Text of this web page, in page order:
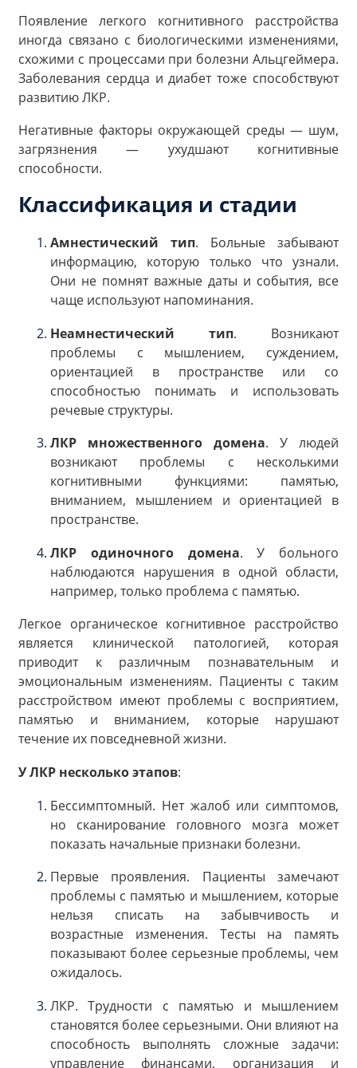
Появление легкого когнитивного расстройства
иногда связано с биологическими изменениями,
схожими с процессами при болезни Альцгеймера.
Заболевания сердца и диабет тоже способствуют
развитию ЛКР.
Негативные факторы окружающей среды — шум,
загрязнения — ухудшают когнитивные
способности.
Классификация и стадии
Амнестический тип. Больные забывают
информацию, которую только что узнали.
Они не помнят важные даты и события, все
чаще используют напоминания.
Неамнестический тип. Возникают
проблемы с мышлением, суждением,
ориентацией в пространстве или со
способностью понимать и использовать
речевые структуры.
ЛКР множественного домена. У людей
возникают проблемы с несколькими
когнитивными функциями: памятью,
вниманием, мышлением и ориентацией в
пространстве.
ЛКР одиночного домена. У больного
наблюдаются нарушения в одной области,
например, только проблема с памятью.
Легкое органическое когнитивное расстройство
является клинической патологией, которая
приводит к различным познавательным и
эмоциональным изменениям. Пациенты с таким
расстройством имеют проблемы с восприятием,
памятью и вниманием, которые нарушают
течение их повседневной жизни.
У ЛКР несколько этапов:
Бессимптомный. Нет жалоб или симптомов,
но сканирование головного мозга может
показать начальные признаки болезни.
Первые проявления. Пациенты замечают
проблемы с памятью и мышлением, которые
нельзя списать на забывчивость и
возрастные изменения. Тесты на память
показывают более серьезные проблемы, чем
ожидалось.
ЛКР. Трудности с памятью и мышлением
становятся более серьезными. Они влияют на
способность выполнять сложные задачи:
управление финансами, организация и